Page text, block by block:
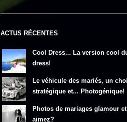
ACTUS RÉCENTES
Cool Dress... La version cool
dress!
Le véhicule des mariés, un
stratégique et... Photogénique!
Photos de mariages glamour
aimez?